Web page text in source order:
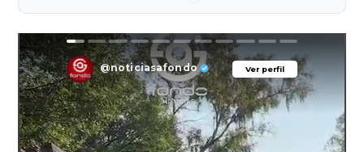
Ver perfil
@noticiasafondo Ver perfil